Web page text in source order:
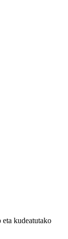
eta kudeatutako